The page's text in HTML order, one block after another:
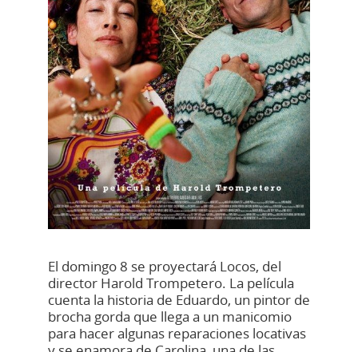
El domingo 8 se proyectará Locos, del
director Harold Trompetero. La película
cuenta la historia de Eduardo, un pintor de
brocha gorda que llega a un manicomio
para hacer algunas reparaciones locativas